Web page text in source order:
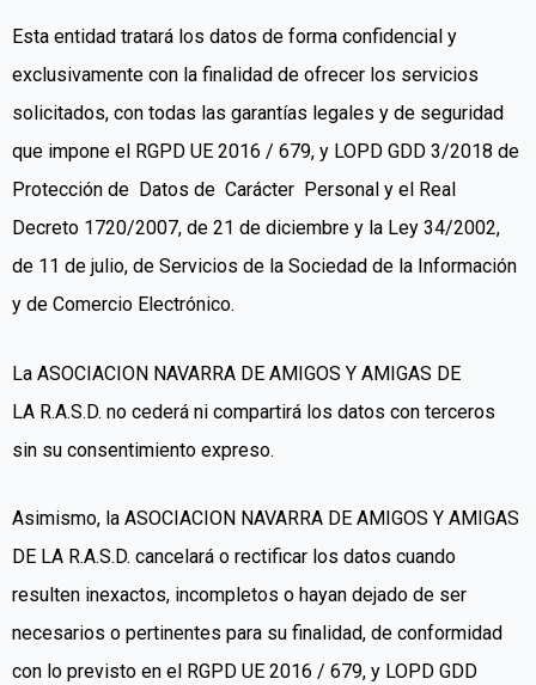
Esta entidad tratará los datos de forma confidencial y
exclusivamente con la finalidad de ofrecer los servicios
solicitados, con todas las garantías legales y de seguridad
que impone el RGPD UE 2016 / 679, y LOPD GDD 3/2018 de
Protección de Datos de Carácter Personal y el Real
Decreto 1720/2007, de 21 de diciembre y la Ley 34/2002,
de 11 de julio, de Servicios de la Sociedad de la Información
y de Comercio Electrónico.
La ASOCIACION NAVARRA DE AMIGOS Y AMIGAS DE
LA R.A.S.D. no cederá ni compartirá los datos con terceros
sin su consentimiento expreso.
Asimismo, la ASOCIACION NAVARRA DE AMIGOS Y AMIGAS
DE LA R.A.S.D. cancelará o rectificar los datos cuando
resulten inexactos, incompletos o hayan dejado de ser
necesarios o pertinentes para su finalidad, de conformidad
con lo previsto en el RGPD UE 2016 / 679, y LOPD GDD